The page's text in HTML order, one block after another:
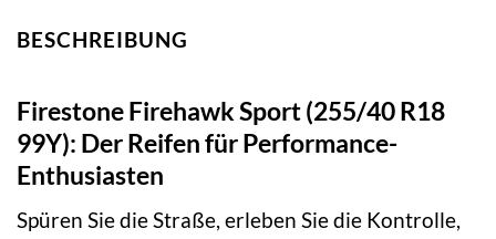
BESCHREIBUNG
Firestone Firehawk Sport (255/40 R18
99Y): Der Reifen für Performance-
Enthusiasten
Spüren Sie die Straße, erleben Sie die Kontrolle,